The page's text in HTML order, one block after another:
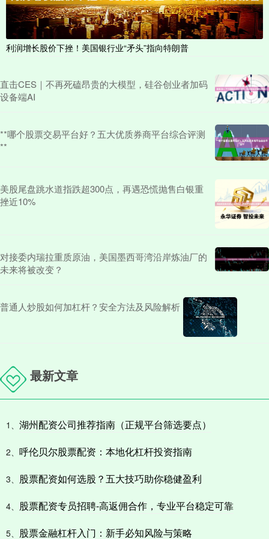
利润增长股价下挫！美国银行业“矛头”指向特朗普
直击CES｜不再死磕昂贵的大模型，硅谷创业者加码
设备端AI
**哪个股票交易平台好？五大优质券商平台综合评测
**
美股尾盘跳水道指跌超300点，再遇恐慌抛售白银重
挫近10%
对接委内瑞拉重质原油，美国墨西哥湾沿岸炼油厂的
未来将被改变？
普通人炒股如何加杠杆？安全方法及风险解析
最新文章
1、 湖州配资公司推荐指南（正规平台筛选要点）
2、 呼伦贝尔股票配资：本地化杠杆投资指南
3、 股票配资如何选股？五大技巧助你稳健盈利
4、 股票配资专员招聘-高返佣合作，专业平台稳定可靠
5、 股票金融杠杆入门：新手必知风险与策略